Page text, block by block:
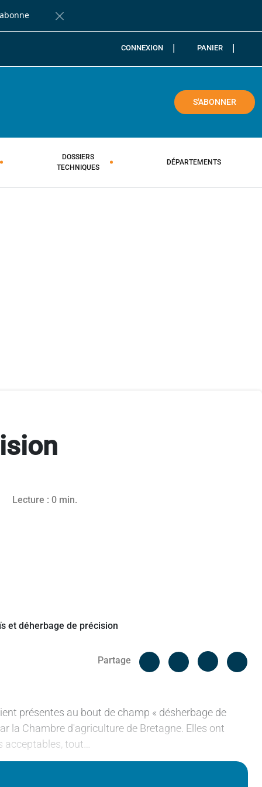
Fermer la barre de notification
CONNEXION PANIER
S'ABONNER
DOSSIERS
TECHNIQUES
DÉPARTEMENTS
2025
Lecture : 0 min.
Partage
Facebook
présentes au bout de champ « désherbage de
la Chambre d'agriculture de Bretagne. Elles ont
tout…